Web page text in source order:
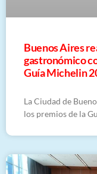
Buenos Aires
gastronómico
Guía Michelin
La Ciudad de
los premios de la